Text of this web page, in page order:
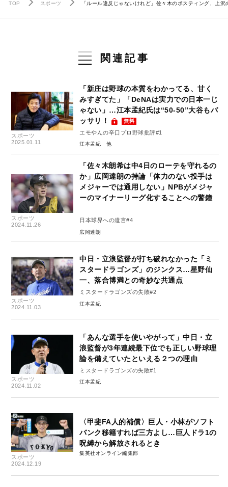
TOP スポーツ 「ルール違反じゃないけれど」佐々木のポスティング、上
関連記事
スポーツ
2025.01.11
「新庄は野球の本質をわかってる、甘く
みすぎてた」「DeNAは実力での日本一じ
ゃない」…江本孟紀氏は“50-50”大谷もバ
ッサリ！
無料
エモやんの辛口プロ野球批評#1
江本孟紀
スポーツ
2024.11.26
「佐々木朗希は中4日のローテを守れるの
か」広岡達朗の持論「体力のない投手は
メジャーでは通用しない」NPBがメジャ
ーのマイナーリーグ化することへの警鐘
日本球界への遺言#4
広岡達朗
スポーツ
2024.11.03
中日・立浪監督が打ち破れなかった「ミ
スタードラゴンズ」のジンクス…星野仙
一、落合博満との奇妙な共通点
ミスタードラゴンズの失敗#2
江本孟紀
スポーツ
2024.11.02
「あんな選手を使いやがって」中日・立
浪監督が3年連続最下位でも正しい野球理
論を備えていたといえる２つの理由
ミスタードラゴンズの失敗#1
江本孟紀
スポーツ
2024.12.19
〈甲斐FA人的補償〉巨人・小林がソフト
バンク移籍すれば三方よし…巨人ドラ1の
呪縛から解放されるとき
集英社オンライン編集部